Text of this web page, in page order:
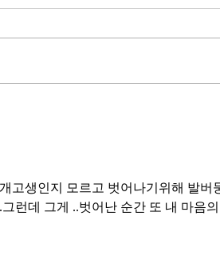
외치고 있다. 미
AI 강국이 뭔지부터
서론
는
둔화
봐야
고생인지 모르고 벗어나기위해 발버
런데 그게 ..벗어난 순간 또 내 마음